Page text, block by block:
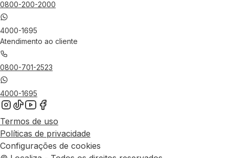
0800-200-2000
4000-1695
Atendimento ao cliente
0800-701-2523
4000-1695
Termos de uso
Políticas de privacidade
Configurações de cookies